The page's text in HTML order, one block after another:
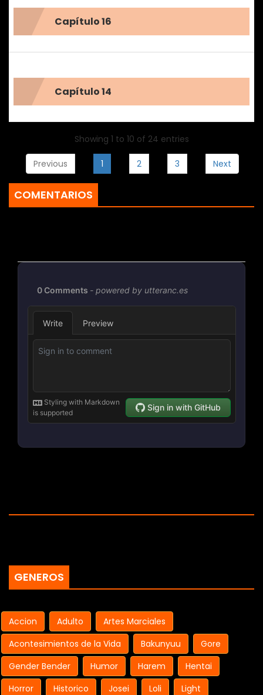
Capítulo 16
Capítulo 14
Showing 1 to 10 of 24 entries
Previous 1 2 3 Next
COMENTARIOS
GENEROS
Accion Adulto
Artes Marciales
Acontesimientos de la Vida
Bakunyuu
Gore
Gender Bender
Humor Harem
Hentai
Horror
Historico Josei Loli
Light